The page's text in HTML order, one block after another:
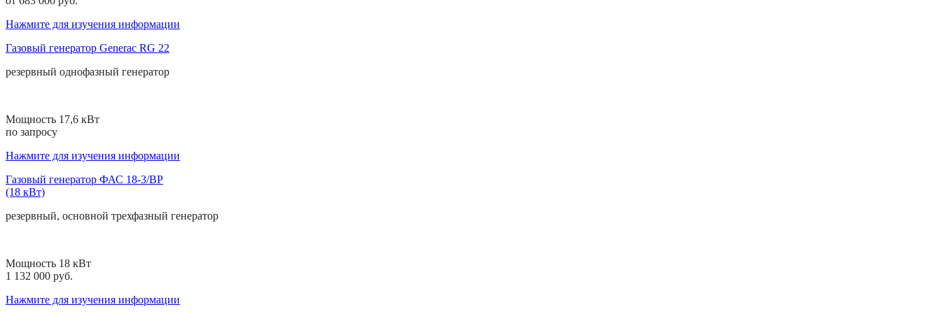
Нажмите для изучения информации
Газовый генератор Generac RG 22
резервный однофазный генератор
Мощность 17,6 кВт
по запросу
Нажмите для изучения информации
Газовый генератор ФАС 18-3/ВР
(18 кВт)
резервный, основной трехфазный генератор
Мощность 18 кВт
1 132 000 руб.
Нажмите для изучения информации